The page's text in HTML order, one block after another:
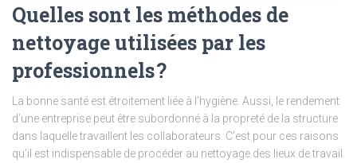
Quelles sont les méthodes de
nettoyage utilisées par les
professionnels ?
La bonne santé est étroitement liée à l’hygiène. Aussi, le rendement
d’une entreprise peut être subordonné à la propreté de la structure
dans laquelle travaillent les collaborateurs. C’est pour ces raisons
qu’il est indispensable de procéder au nettoyage des lieux de travail